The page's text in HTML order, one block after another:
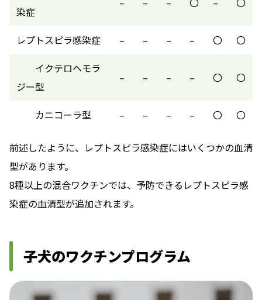
染症
レプトスピラ感染症 – – – – 〇
〇
イクテロヘモラ
ジー型
– – – – 〇 〇
カニコーラ型 – – – – 〇 〇
前述したように、レプトスピラ感染症にはいくつかの血清
型があります。
8種以上の混合ワクチンでは、予防できるレプトスピラ感
染症の血清型が追加されます。
子犬のワクチンプログラム